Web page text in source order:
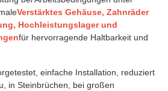
Verstärktes Gehäuse, Zahnräder
Hochleistungslager und
für hervorragende Haltbarkeit und
einfache Installation, reduziert
in Steinbrüchen, bei großen